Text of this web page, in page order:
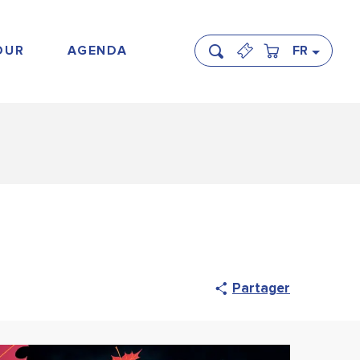
AGENDA Recherche FR
Partager